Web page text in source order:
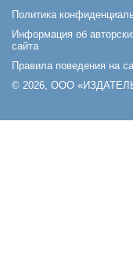
Политика
Информация об
сайта
Правила поведения на
© 2026, ООО